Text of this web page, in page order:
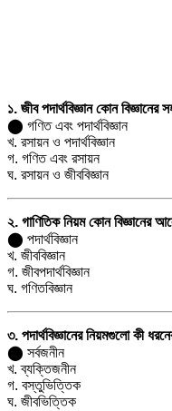
১. জীব পদার্থবিজ্ঞান কোন
⬤ গণিত এবং পদার্থবিজ্ঞান
খ. রসায়ন ও পদার্থবিজ্ঞান
গ. গণিত এবং রসায়ন
ঘ. রসায়ন ও জীববিজ্ঞান
২. গাণিতিক নিয়ম কোন বিজ্ঞানের
⬤ পদার্থবিজ্ঞান
খ. জীববিজ্ঞান
গ. জীবপদার্থবিজ্ঞান
ঘ. গণিতবিজ্ঞান
৩. পদার্থবিজ্ঞানের নিয়মগুলো কী
⬤ সর্বজনীন
খ. ব্যক্তিজনীন
গ. বস্তুভিত্তিক
ঘ. জীবভিত্তিক